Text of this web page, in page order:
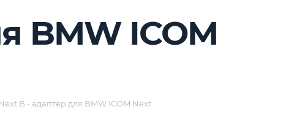
BMW ICOM
B - адаптер для BMW ICOM Next